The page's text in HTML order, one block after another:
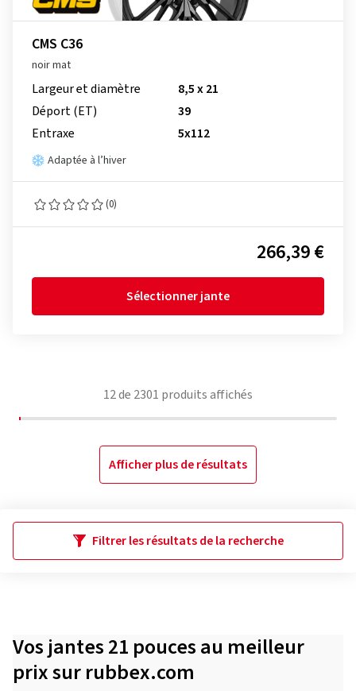
CMS C36
noir mat
Largeur et diamètre
8,5 x 21
Déport (ET)
39
Entraxe
5x112
Adaptée à l’hiver
(0)
266,39 €
Sélectionner jante
12de 2301 produits affichés
Afficher plus de résultats
Filtrer les résultats de la recherche
Vos jantes 21 pouces au meilleur
prix sur rubbex.com